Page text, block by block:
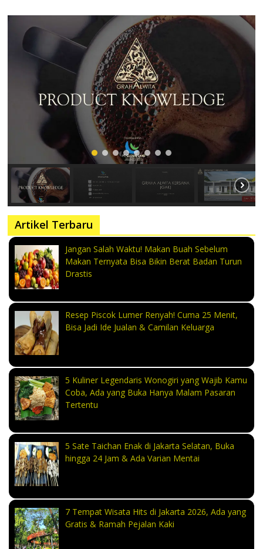
Artikel Terbaru
Jangan Salah Waktu! Makan Buah Sebelum
Makan Ternyata Bisa Bikin Berat Badan Turun
Drastis
Resep Piscok Lumer Renyah! Cuma 25 Menit,
Bisa Jadi Ide Jualan & Camilan Keluarga
5 Kuliner Legendaris Wonogiri yang Wajib Kamu
Coba, Ada yang Buka Hanya Malam Pasaran
Tertentu
5 Sate Taichan Enak di Jakarta Selatan, Buka
hingga 24 Jam & Ada Varian Mentai
7 Tempat Wisata Hits di Jakarta 2026, Ada yang
Gratis & Ramah Pejalan Kaki